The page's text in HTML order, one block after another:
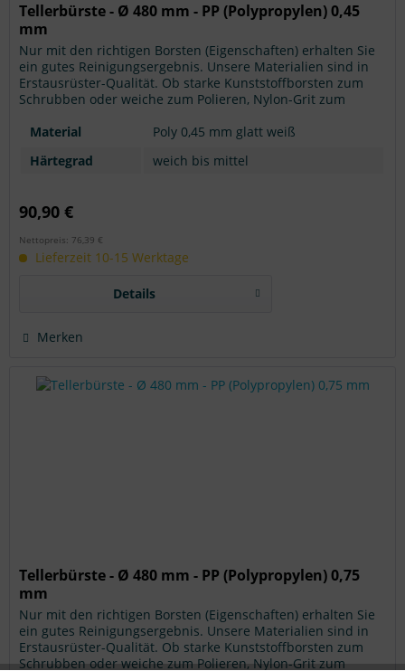
Tellerbürste - Ø 480 mm - PP (Polypropylen) 0,45
mm
Nur mit den richtigen Borsten (Eigenschaften) erhalten Sie
ein gutes Reinigungsergebnis. Unsere Materialien sind in
Erstausrüster-Qualität. Ob starke Kunststoffborsten zum
Schrubben oder weiche zum Polieren, Nylon-Grit zum
bedienen. Sind Sie bei der richtigen Wahl unsicher? Hier
Material
Poly 0,45 mm glatt weiß
Härtegrad
weich bis mittel
90,90 €
Nettopreis: 76,39 €
Lieferzeit 10-15 Werktage
Details
Merken
Tellerbürste - Ø 480 mm - PP (Polypropylen) 0,75
mm
Nur mit den richtigen Borsten (Eigenschaften) erhalten Sie
ein gutes Reinigungsergebnis. Unsere Materialien sind in
Erstausrüster-Qualität. Ob starke Kunststoffborsten zum
Schrubben oder weiche zum Polieren, Nylon-Grit zum